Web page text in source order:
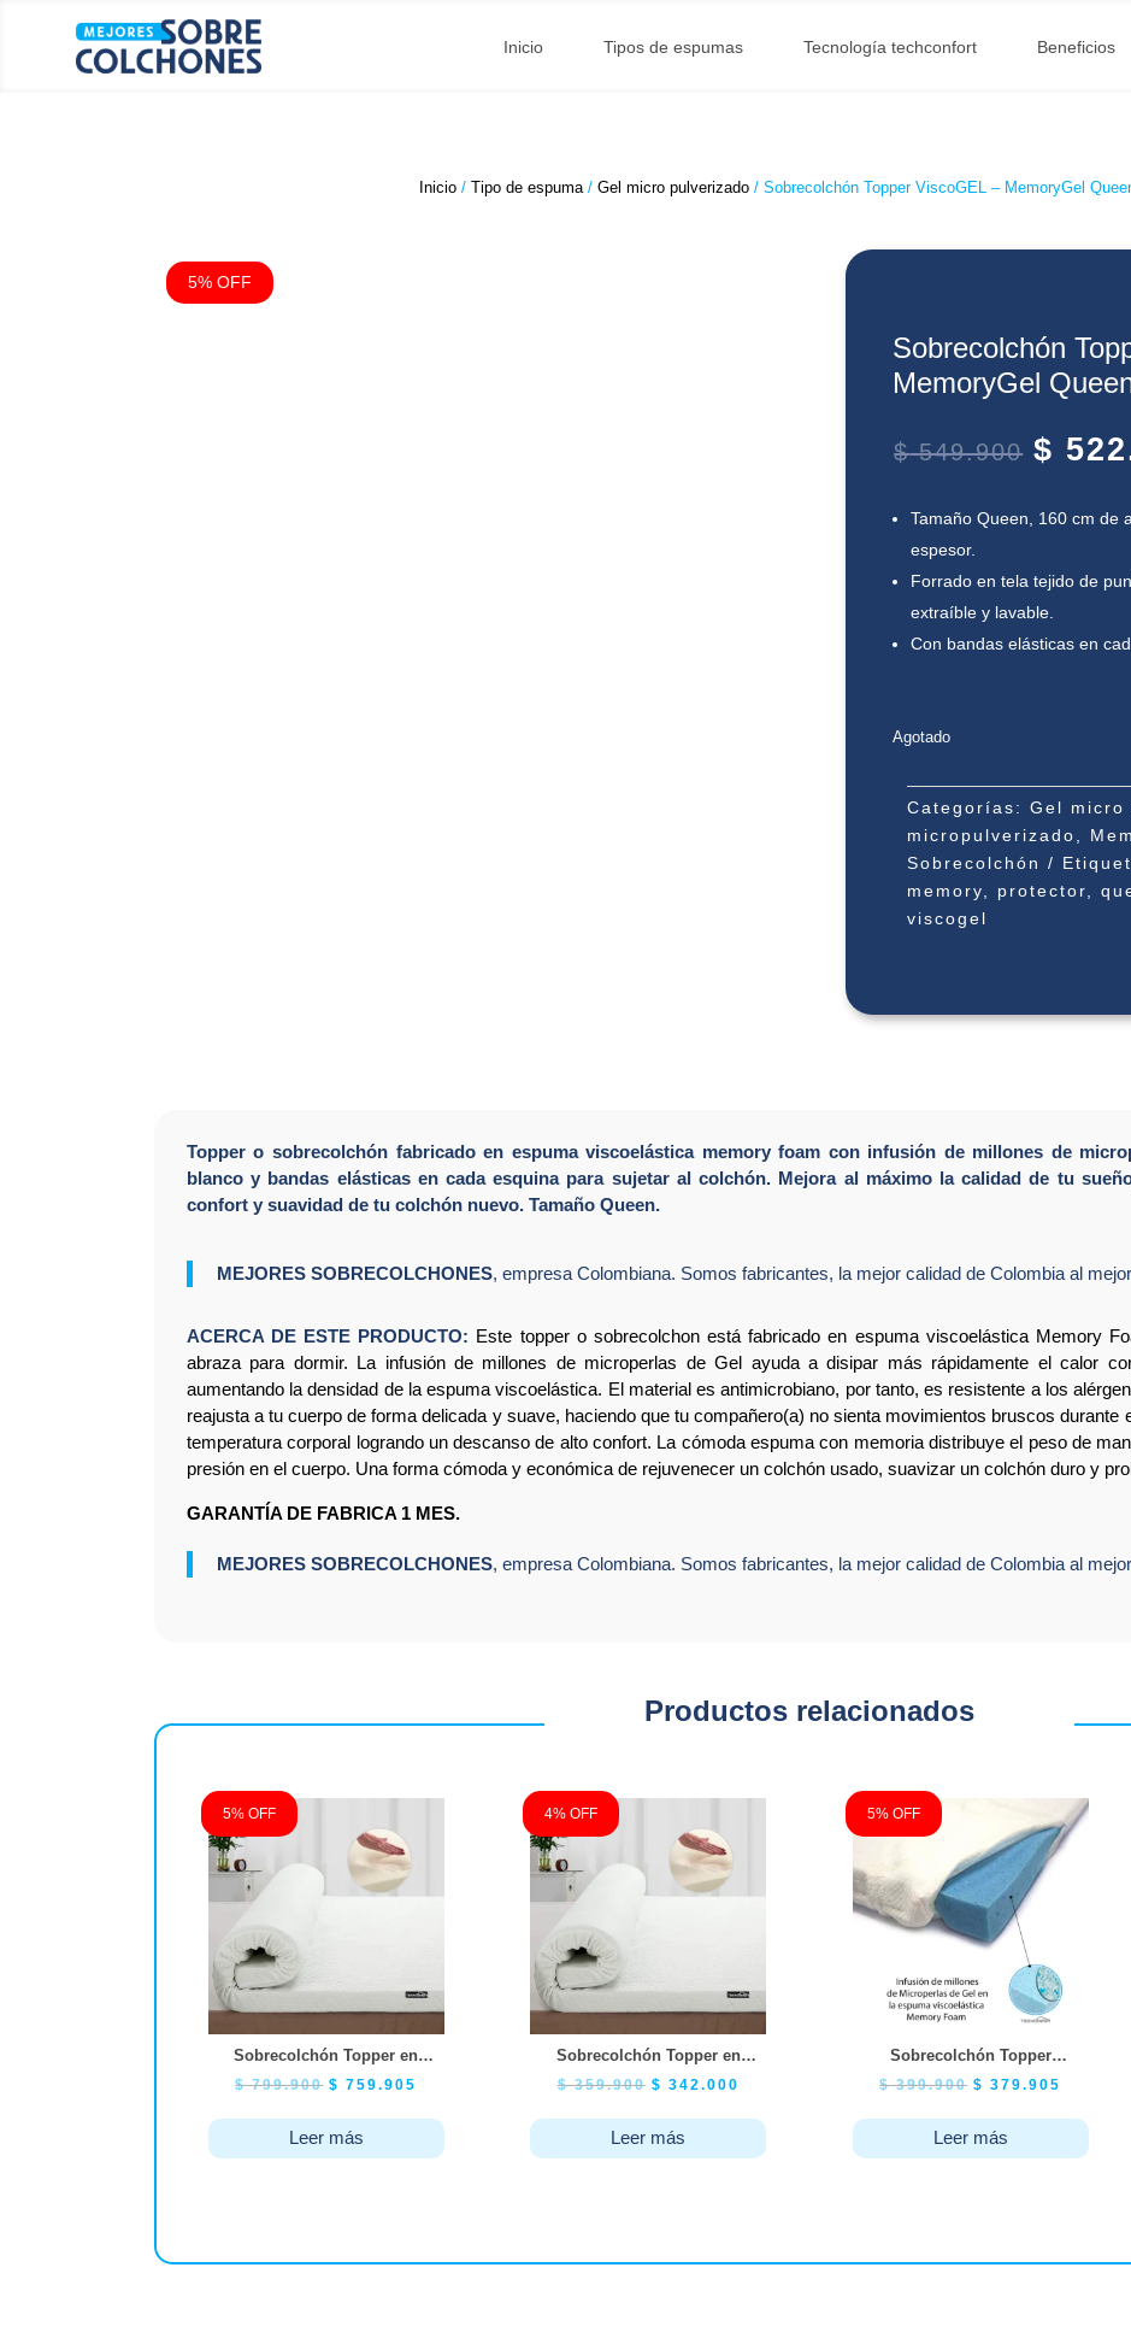
Inicio Tipos de espumas Tecnología techconfort Beneficios
Inicio/ Tipo de espuma/ Gel micro pulverizado/ Sobrecolchón Topper ViscoGEL – MemoryGel
5% OFF
Sobrecolchón
MemoryGel
$549.900 $
Tamaño Queen, 160 cm de
espesor.
Forrado en tela tejido de
extraíble y lavable.
Con bandas elásticas en
Agotado
Categorías:Gel micro
micropulverizado,
Sobrecolchón
memory, protector,
viscogel
Topper o sobrecolchón fabricado en espuma viscoelástica memory foam con infusión de millones de
blanco y bandas elásticas en cada esquina para sujetar al colchón. Mejora al máximo la calidad de tu
confort y suavidad de tu colchón nuevo. Tamaño Queen.
MEJORES SOBRECOLCHONES, empresa Colombiana. Somos fabricantes, la mejor calidad de Colombia al
ACERCA DE ESTE PRODUCTO: Este topper o sobrecolchon está fabricado en espuma viscoelástica Memory
abraza para dormir. La infusión de millones de microperlas de Gel ayuda a disipar más rápidamente el calor
aumentando la densidad de la espuma viscoelástica. El material es antimicrobiano, por tanto, es resistente a los
reajusta a tu cuerpo de forma delicada y suave, haciendo que tu compañero(a) no sienta movimientos bruscos durante
temperatura corporal logrando un descanso de alto confort. La cómoda espuma con memoria distribuye el peso de
presión en el cuerpo. Una forma cómoda y económica de rejuvenecer un colchón usado, suavizar un colchón duro y
GARANTÍA DE FABRICA 1 MES.
MEJORES SOBRECOLCHONES, empresa Colombiana. Somos fabricantes, la mejor calidad de Colombia al
Productos relacionados
5% OFF
Sobrecolchón Topper en
Viscoelástica Memory Foam
$799.900 $ 759.905
Leer más
4% OFF
Sobrecolchón Topper en
Viscoelástica Memory Foam
$359.900 $ 342.000
Leer más
5% OFF
Sobrecolchón Topper
ViscoGEL – MemoryGel
$399.900 $ 379.905
Leer más